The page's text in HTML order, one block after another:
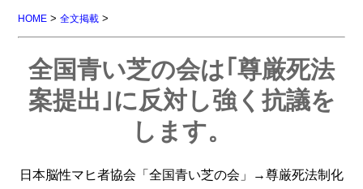
HOME >全文掲載 >
全国青い芝の会は｢尊厳死法
案提出｣に反対し強く抗議を
します。
日本脳性マヒ者協会「全国青い芝の会」→尊厳死法制化